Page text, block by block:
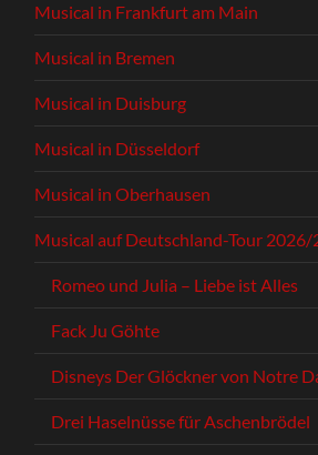
Musical in Frankfurt am Main
Musical in Bremen
Musical in Duisburg
Musical in Düsseldorf
Musical in Oberhausen
Musical auf Deutschland-Tour 2026/
Romeo und Julia – Liebe ist Alles
Fack Ju Göhte
Disneys Der Glöckner von Notre
Drei Haselnüsse für Aschenbrödel